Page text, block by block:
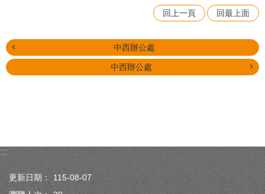
回上一頁 回最上面
中西辦公處
中西辦公處
:::
更新日期：
115-08-07